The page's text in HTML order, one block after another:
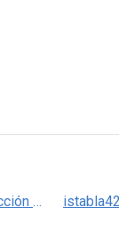
istabla51_2021 – Detección de padecimientos Hepatitis por delegación, por año. 2008 – 2021